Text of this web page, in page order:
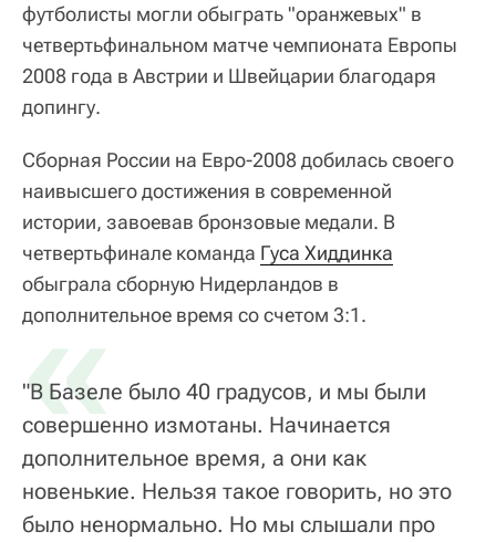
футболисты могли обыграть "оранжевых" в
четвертьфинальном матче чемпионата Европы
2008 года в Австрии и Швейцарии благодаря
допингу.
Сборная России на Евро-2008 добилась своего
наивысшего достижения в современной
истории, завоевав бронзовые медали. В
четвертьфинале команда Гуса Хиддинка
обыграла сборную Нидерландов в
дополнительное время со счетом 3:1.
«
"В Базеле было 40 градусов, и мы были
совершенно измотаны. Начинается
дополнительное время, а они как
новенькие. Нельзя такое говорить, но это
было ненормально. Но мы слышали про